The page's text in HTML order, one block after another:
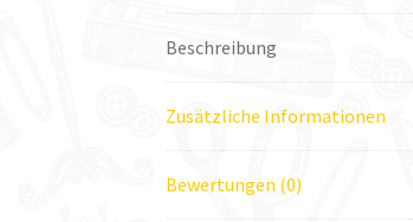
Beschreibung
Zusätzliche Informationen
Bewertungen (0)